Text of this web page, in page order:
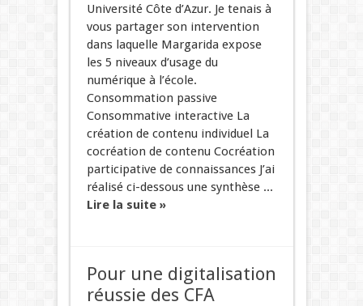
Université Côte d’Azur. Je tenais à
vous partager son intervention
dans laquelle Margarida expose
les 5 niveaux d’usage du
numérique à l’école.
Consommation passive
Consommative interactive La
création de contenu individuel La
cocréation de contenu Cocréation
participative de connaissances J’ai
réalisé ci-dessous une synthèse ...
Lire la suite »
Pour une digitalisation
réussie des CFA